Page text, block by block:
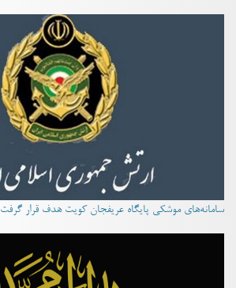
سامانه‌های موشکی پایگاه عریفجان کویت هدف قرار گرفت